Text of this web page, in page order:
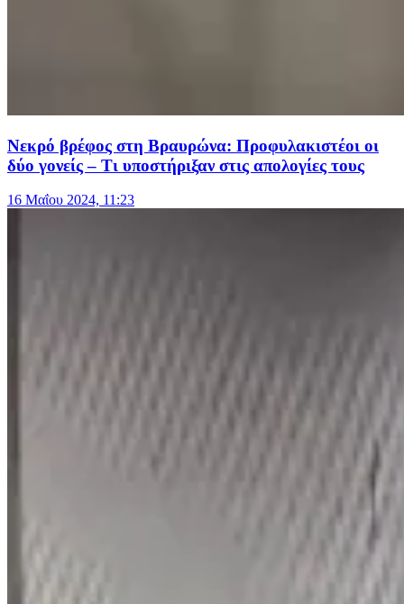
Νεκρό βρέφος στη Βραυρώνα: Προφυλακιστέοι οι
δύο γονείς – Τι υποστήριξαν στις απολογίες τους
16 Μαΐου 2024, 11:23